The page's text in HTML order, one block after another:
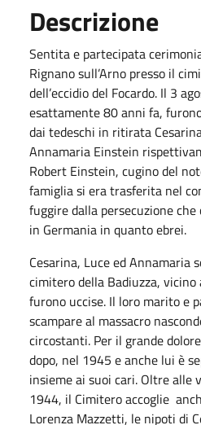
Descrizione
Sentita e partecipata
Rignano sull’Arno presso il
dell’eccidio del Focardo. Il 3
esattamente 80 anni fa,
dai tedeschi in ritirata
Annamaria Einstein
Robert Einstein, cugino del
famiglia si era trasferita nel
fuggire dalla persecuzione
in Germania in quanto ebrei.
Cesarina, Luce ed Annamaria
cimitero della Badiuzza, vicino
furono uccise. Il loro marito e
scampare al massacro
circostanti. Per il grande
dopo, nel 1945 e anche lui è
insieme ai suoi cari. Oltre alle
1944, il Cimitero accoglie
Lorenza Mazzetti, le nipoti di